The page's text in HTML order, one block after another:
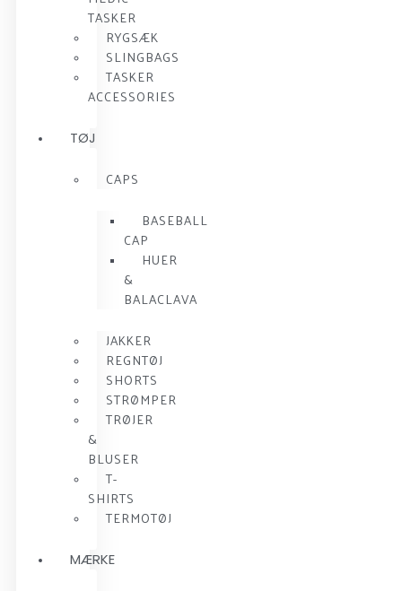
TASKER
RYGSÆK
SLINGBAGS
TASKER
ACCESSORIES
TØJ
CAPS
BASEBALL
CAP
HUER
&
BALACLAVA
JAKKER
REGNTØJ
SHORTS
STRØMPER
TRØJER
&
BLUSER
T-
SHIRTS
TERMOTØJ
MÆRKE